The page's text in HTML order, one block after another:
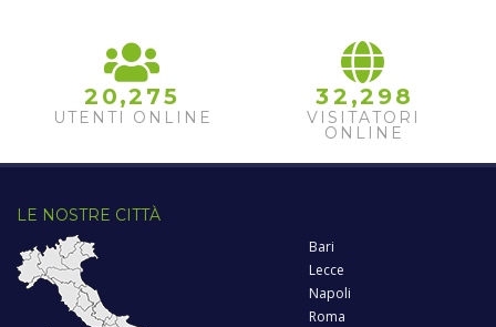
2 0,2 75
UTENTI ONLINE
32 ,2 98
VISITATORI
ONLINE
LE NOSTRE CITTÀ
Bari
Lecce
Napoli
Roma